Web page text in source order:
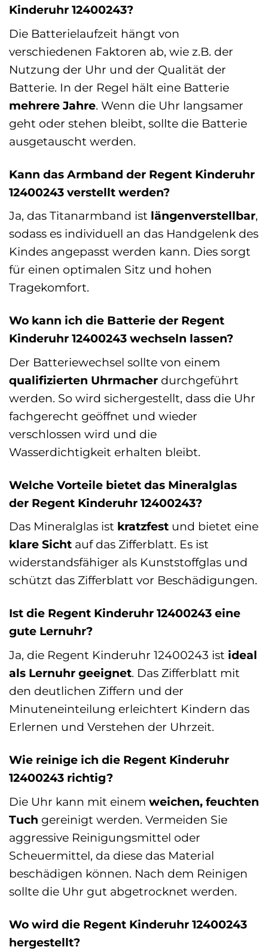
Kinderuhr 12400243?
Die Batterielaufzeit hängt von
verschiedenen Faktoren ab, wie z.B. der
Nutzung der Uhr und der Qualität der
Batterie. In der Regel hält eine Batterie
mehrere Jahre. Wenn die Uhr langsamer
geht oder stehen bleibt, sollte die Batterie
ausgetauscht werden.
Kann das Armband der Regent Kinderuhr
12400243 verstellt werden?
Ja, das Titanarmband ist längenverstellbar,
sodass es individuell an das Handgelenk des
Kindes angepasst werden kann. Dies sorgt
für einen optimalen Sitz und hohen
Tragekomfort.
Wo kann ich die Batterie der Regent
Kinderuhr 12400243 wechseln lassen?
Der Batteriewechsel sollte von einem
qualifizierten Uhrmacher durchgeführt
werden. So wird sichergestellt, dass die Uhr
fachgerecht geöffnet und wieder
verschlossen wird und die
Wasserdichtigkeit erhalten bleibt.
Welche Vorteile bietet das Mineralglas
der Regent Kinderuhr 12400243?
Das Mineralglas ist kratzfest und bietet eine
klare Sicht auf das Zifferblatt. Es ist
widerstandsfähiger als Kunststoffglas und
schützt das Zifferblatt vor Beschädigungen.
Ist die Regent Kinderuhr 12400243 eine
gute Lernuhr?
Ja, die Regent Kinderuhr 12400243 ist ideal
als Lernuhr geeignet. Das Zifferblatt mit
den deutlichen Ziffern und der
Minuteneinteilung erleichtert Kindern das
Erlernen und Verstehen der Uhrzeit.
Wie reinige ich die Regent Kinderuhr
12400243 richtig?
Die Uhr kann mit einem weichen, feuchten
Tuch gereinigt werden. Vermeiden Sie
aggressive Reinigungsmittel oder
Scheuermittel, da diese das Material
beschädigen können. Nach dem Reinigen
sollte die Uhr gut abgetrocknet werden.
Wo wird die Regent Kinderuhr 12400243
hergestellt?